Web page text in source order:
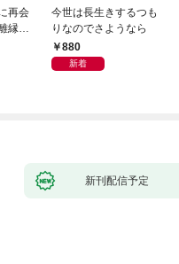
再会
縁し
今世は長生きするつも
りなのでさようなら
880
新着
新刊配信予定